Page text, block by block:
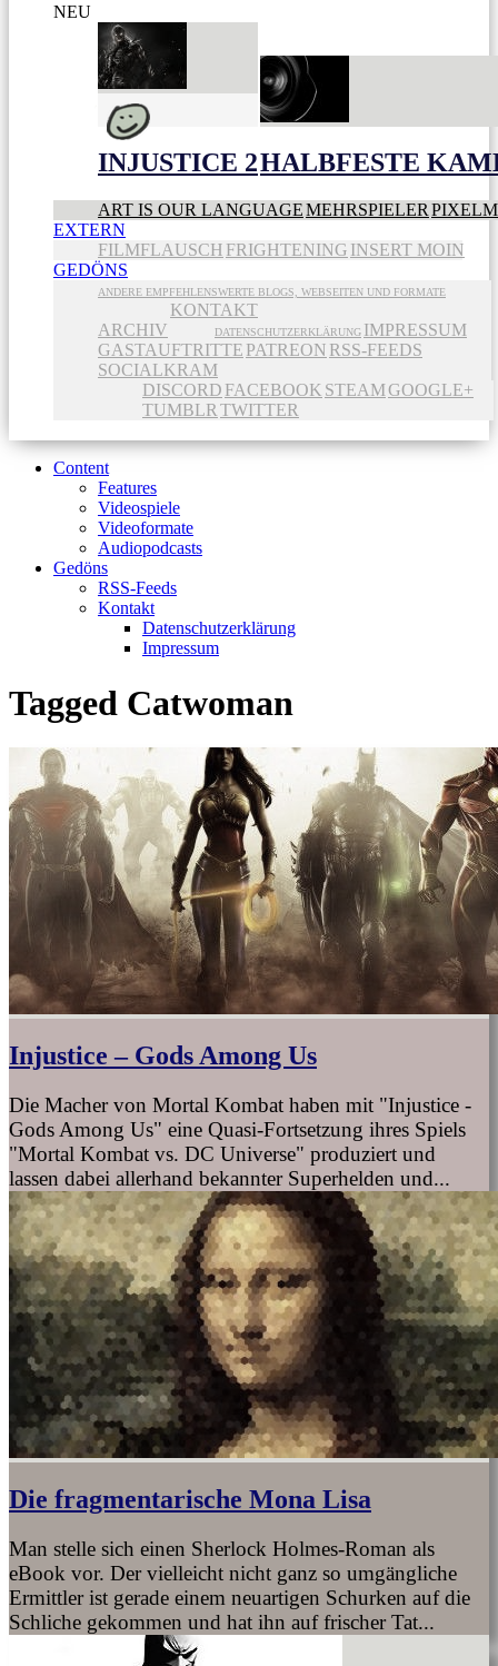
NEU
INJUSTICE 2HALBFESTE
ART IS OUR LANGUAGEMEHRSPIELER
EXTERN
FILMFLAUSCH FRIGHTENING INSERT MOIN
GEDÖNS
ANDERE EMPFEHLENSWERTE BLOGS, WEBSEITEN UND FORMATE
ARCHIV
KONTAKT
DATENSCHUTZERKLÄRUNG IMPRESSUM
GASTAUFTRITTE PATREON RSS-FEEDS
SOCIALKRAM
DISCORD FACEBOOK STEAMGOOGLE+
TUMBLR TWITTER
Content
Features
Videospiele
Videoformate
Audiopodcasts
Gedöns
RSS-Feeds
Kontakt
Datenschutzerklärung
Impressum
Tagged Catwoman
Injustice – Gods Among Us
Die Macher von Mortal Kombat haben mit "Injustice -
Gods Among Us" eine Quasi-Fortsetzung ihres Spiels
"Mortal Kombat vs. DC Universe" produziert und
lassen dabei allerhand bekannter Superhelden und...
Die fragmentarische Mona Lisa
Man stelle sich einen Sherlock Holmes-Roman als
eBook vor. Der vielleicht nicht ganz so umgängliche
Ermittler ist gerade einem neuartigen Schurken auf die
Schliche gekommen und hat ihn auf frischer Tat...